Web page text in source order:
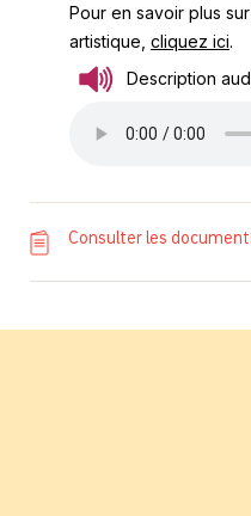
Pour en savoir plus
artistique, cliquez ici.
Description
Consulter les